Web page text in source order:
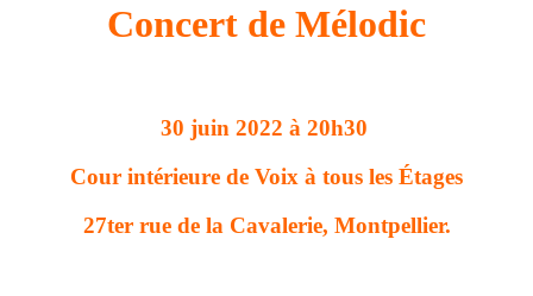
Concert de Mélodic
30 juin 2022 à 20h30
Cour intérieure de Voix à tous les Étages
27ter rue de la Cavalerie, Montpellier.